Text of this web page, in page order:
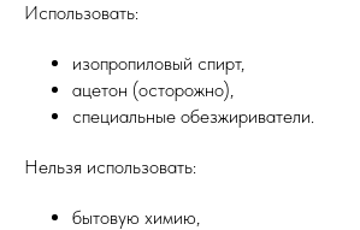
Использовать:
изопропиловый спирт,
ацетон (осторожно),
специальные обезжириватели.
Нельзя использовать:
бытовую химию,